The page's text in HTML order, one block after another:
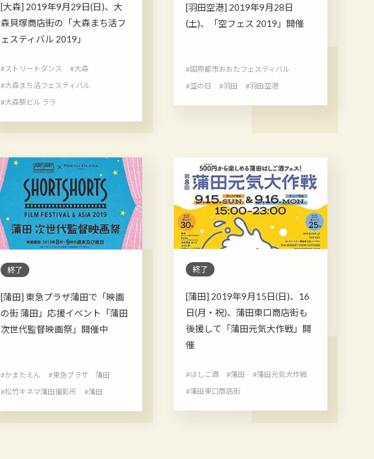
[大森] 2019年9月29日(日)、大
森貝塚商店街の「大森まち活フ
ェスティバル 2019」
#ストリートダンス
#大森
#大森まち活フェスティバル
#大森駅ビル ララ
[羽田空港] 2019年9月28日
(土)、「空フェス 2019」開催
#国際都市おおたフェスティバル
#空の日
#羽田 #羽田空港
終了
[蒲田] 東急プラザ蒲田で「映画
の街 蒲田」応援イベント「蒲田
次世代監督映画祭」開催中
#かまたえん
#東急プラザ 蒲田
#松竹キネマ蒲田撮影所
#蒲田
終了
[蒲田] 2019年9月15日(日)、16
日(月・祝)、蒲田東口商店街も
後援して「蒲田元気大作戦」開
催
#はしご酒 #蒲田
#蒲田元気大作戦
#蒲田東口商店街